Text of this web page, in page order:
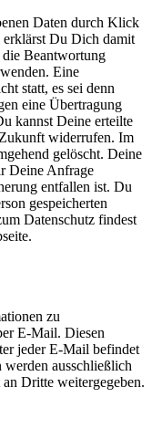
Daten durch Klick
erklärst Du Dich damit
Beantwortung
Eine
statt, es sei denn
eine Übertragung
kannst Deine erteilte
widerrufen. Im
gelöscht. Deine
Deine Anfrage
entfallen ist. Du
gespeicherten
Datenschutz findest
zu
E-Mail. Diesen
jeder E-Mail befindet
ausschließlich
Dritte weitergegeben.